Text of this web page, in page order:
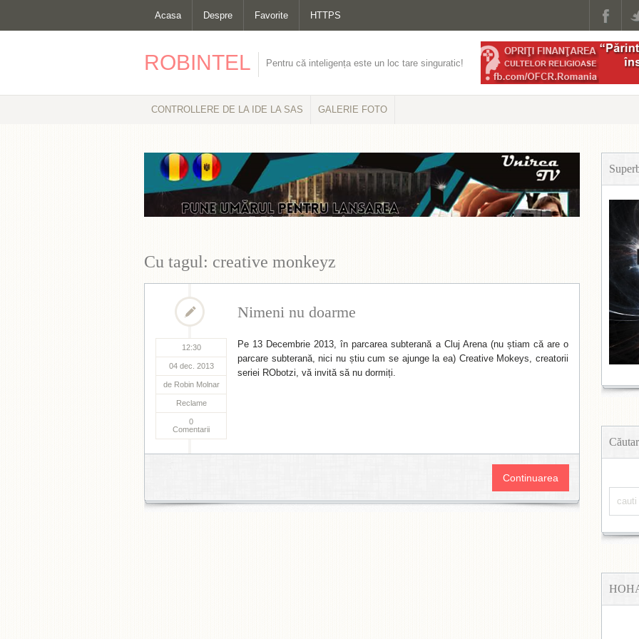
Acasa Despre Favorite HTTPS
ROBINTEL Pentru că inteligența este un loc tare singuratic!
CONTROLLERE DE LA IDE LA SAS GALERIE FOTO
Cu tagul: creative monkeyz
12:30
04 dec. 2013
de Robin Molnar
Reclame
0
Comentarii
Nimeni nu doarme
Pe 13 Decembrie 2013, în parcarea subterană a Cluj Arena (nu știam că are o
parcare subterană, nici nu știu cum se ajunge la ea) Creative Mokeys, creatorii
seriei RObotzi, vă invită să nu dormiți.
Continuarea